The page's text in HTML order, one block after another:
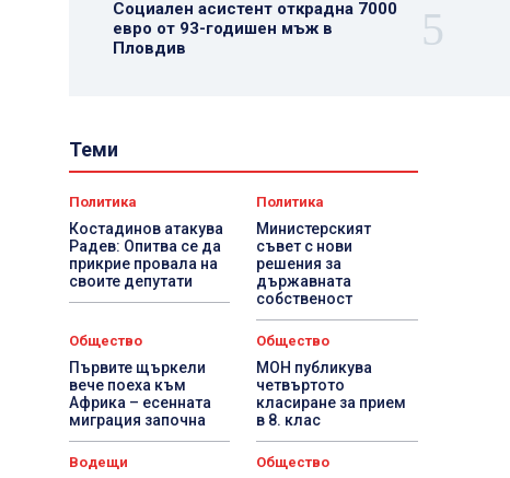
Социален асистент открадна 7000
евро от 93-годишен мъж в
Пловдив
Теми
Политика
Костадинов атакува
Радев: Опитва се да
прикрие провала на
своите депутати
Политика
Министерският
съвет с нови
решения за
държавната
собственост
Общество
Първите щъркели
вече поеха към
Африка – есенната
миграция започна
Общество
МОН публикува
четвъртото
класиране за прием
в 8. клас
Водещи Общество